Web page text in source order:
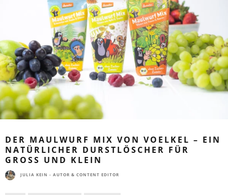
DER MAULWURF MIX VON VOELKEL – EIN
NATÜRLICHER DURSTLÖSCHER FÜR
GROSS UND KLEIN
JULIA KEIN - AUTOR & CONTENT EDITOR